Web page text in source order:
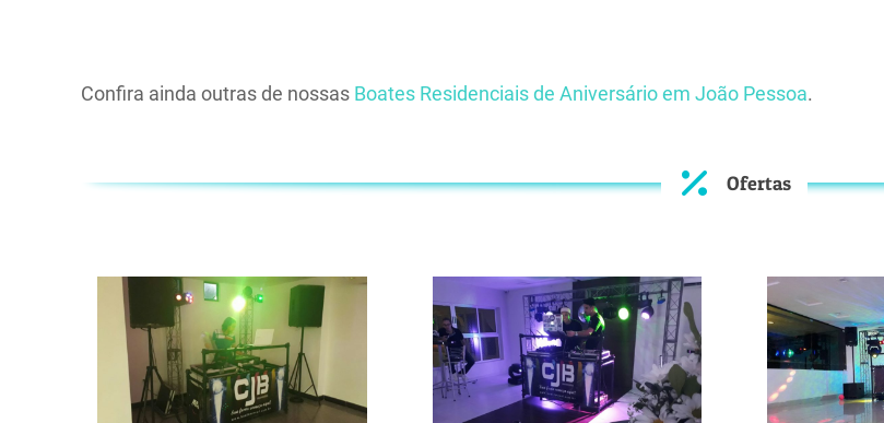
Confira ainda outras de nossas Boates Residenciais de Aniversário em João Pessoa.
Ofertas